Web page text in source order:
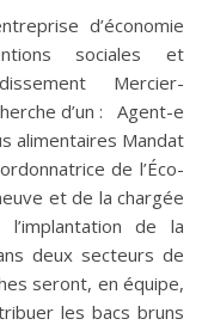
sociales et
Mercier-
d’un : Agent-e
alimentaires Mandat
de l’Éco-
et de la chargée
de la
deux secteurs de
seront, en équipe,
les bacs bruns